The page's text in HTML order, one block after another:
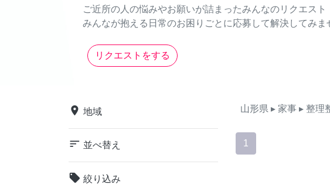
ご近所の人の悩みやお願いが詰まったみんなのリクエスト
みんなが抱える日常のお困りごとに応募して解決してみま
リクエストをする
place 地域
sort 並べ替え
local_offer 絞り込み
山形県 ▸ 家事 ▸ 整理
1